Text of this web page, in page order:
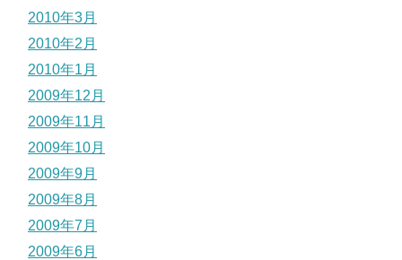
2010年3月
2010年2月
2010年1月
2009年12月
2009年11月
2009年10月
2009年9月
2009年8月
2009年7月
2009年6月